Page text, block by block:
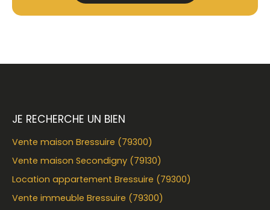
JE RECHERCHE UN BIEN
Vente maison Bressuire (79300)
Vente maison Secondigny (79130)
Location appartement Bressuire (79300)
Vente immeuble Bressuire (79300)